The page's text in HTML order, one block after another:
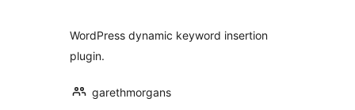
WordPress dynamic keyword insertion
plugin.
garethmorgans